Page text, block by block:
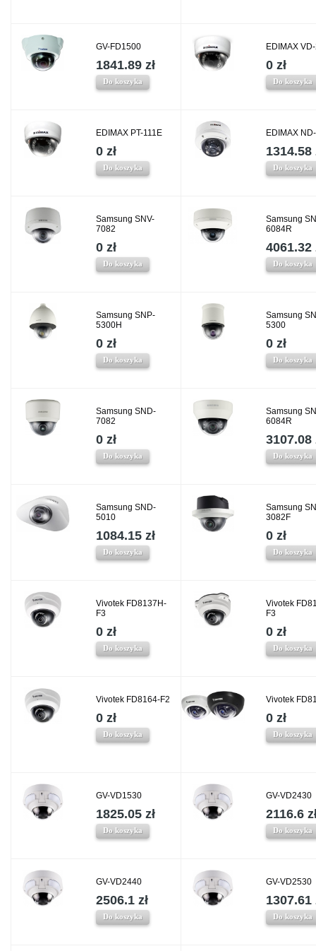
GV-FD1500
1841.89 zł
Do koszyka
EDIMAX
0 zł
Do koszyka
EDIMAX PT-111E
0 zł
Do koszyka
EDIMAX
1314.58
Do koszyka
Samsung SNV-
7082
0 zł
Do koszyka
Samsung
6084R
4061.32
Do koszyka
Samsung SNP-
5300H
0 zł
Do koszyka
Samsung
5300
0 zł
Do koszyka
Samsung SND-
7082
0 zł
Do koszyka
Samsung
6084R
3107.08
Do koszyka
Samsung SND-
5010
1084.15 zł
Do koszyka
Samsung
3082F
0 zł
Do koszyka
Vivotek FD8137H-
F3
0 zł
Do koszyka
Vivotek
F3
0 zł
Do koszyka
Vivotek FD8164-F2
0 zł
Do koszyka
Vivotek
0 zł
Do koszyka
GV-VD1530
1825.05 zł
Do koszyka
GV-VD2430
2116.6
Do koszyka
GV-VD2440
2506.1 zł
Do koszyka
GV-VD2530
1307.61
Do koszyka